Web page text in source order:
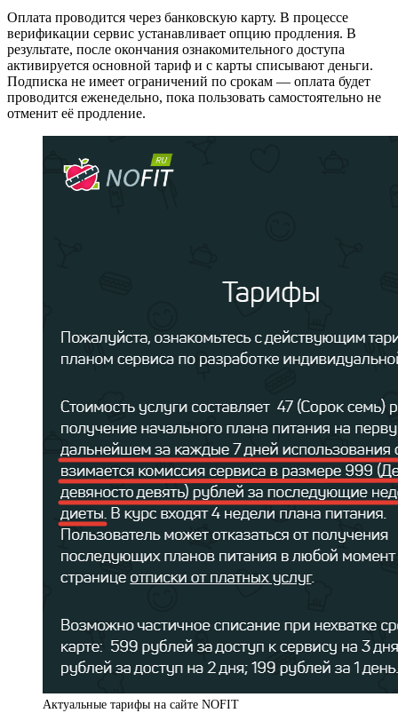
Оплата проводится через банковскую карту. В процессе
верификации сервис устанавливает опцию продления. В
результате, после окончания ознакомительного доступа
активируется основной тариф и с карты списывают деньги.
Подписка не имеет ограничений по срокам — оплата будет
проводится еженедельно, пока пользовать самостоятельно не
отменит её продление.
Актуальные тарифы на сайте NOFIT